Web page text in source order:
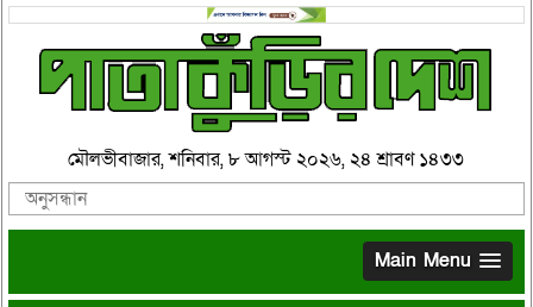
মৌলভীবাজার, শনিবার, ৮ আগস্ট ২০২৬, ২৪ শ্রাবণ ১৪৩৩
Main Menu